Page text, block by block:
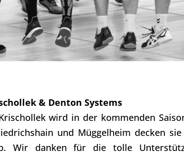
& Denton Systems
wird in der kommenden
und Müggelheim decken
Wir danken für die tolle